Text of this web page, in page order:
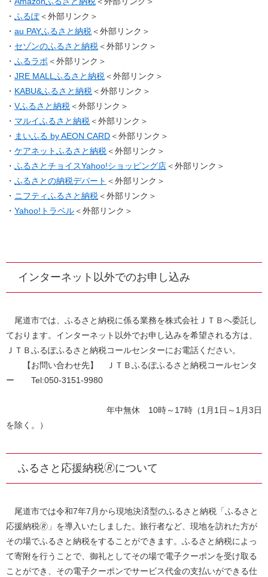
・ ふるぽ＜外部リンク＞
​・ au PAYふるさと納税＜外部リンク＞
・ セゾンのふるさと納税＜外部リンク＞
・ ふるラボ ＜外部リンク＞
​・ JRE MALLふるさと納税＜外部リンク＞
・ KABU&ふるさと納税＜外部リンク＞
・ Vふるさと納税＜外部リンク＞
・ マルイふるさと納税＜外部リンク＞
・ まいふる by AEON CARD＜外部リンク＞
・ ケアネットふるさと納税＜外部リンク＞
・ ふるさとチョイスYahoo!ショッピング店＜外部リンク＞
・ ふるさとの納税デパート ＜外部リンク＞
・ ニフティふるさと納税＜外部リンク＞
​・ Yahoo!トラベル＜外部リンク＞
インターネット以外でのお申し込み
尾道市では、ふるさと納税に係る業務を株式会社ＪＴＢへ委託し
ております。インターネット以外でお申し込みを希望される方は、
ＪＴＢふるぽふるさと納税コールセンターにお電話ください。
【お問い合わせ先】
ＪＴＢ​ふるぽふるさと納税コールセンタ
ー Tel:050-3151-9980
年中無休 10時～17時（1月1日～1月3日
を除く。）
ふるさと応援納税🄬について
尾道市では令和7年7月から現地決済型のふるさと納税「ふるさと
応援納税🄬」を導入いたしました。旅行者など、現地を訪れた方が
その場でふるさと納税をすることができます。ふるさと納税によっ
て寄附を行うことで、御礼としてその場で電子クーポンを受け取る
ことができ、その電子クーポンでサービス代金の支払いができる仕